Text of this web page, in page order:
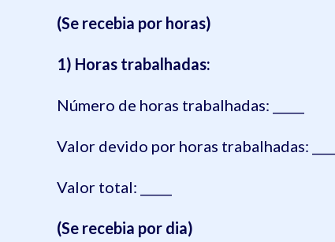
(Se recebia por horas)
1) Horas trabalhadas:
Número de horas trabalhadas: _____
Valor devido por horas trabalhadas: _____
Valor total: _____
(Se recebia por dia)